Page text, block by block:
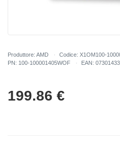
Produttore: AMD
Codice: X1OM100-
PN: 100-100001405WOF
EAN:
199.86 €